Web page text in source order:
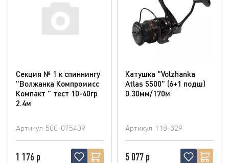
Секция № 1 к спиннингу
"Волжанка Компромисс
Компакт " тест 10-40гр
2.4м
Артикул 500-075409
1 176 р
Катушка "Volzhanka
Atlas 5500" (6+1 подш)
0.30мм/170м
Артикул 118-329
5 077 р